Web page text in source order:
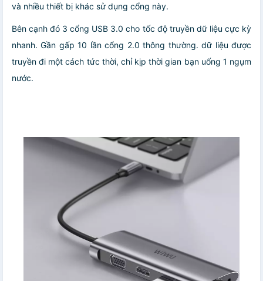
và nhiều thiết bị khác sử dụng cổng này.
Bên cạnh đó 3 cổng USB 3.0 cho tốc độ truyền dữ liệu cực kỳ
nhanh. Gần gấp 10 lần cổng 2.0 thông thường. dữ liệu được
truyền đi một cách tức thời, chỉ kịp thời gian bạn uống 1 ngụm
nước.